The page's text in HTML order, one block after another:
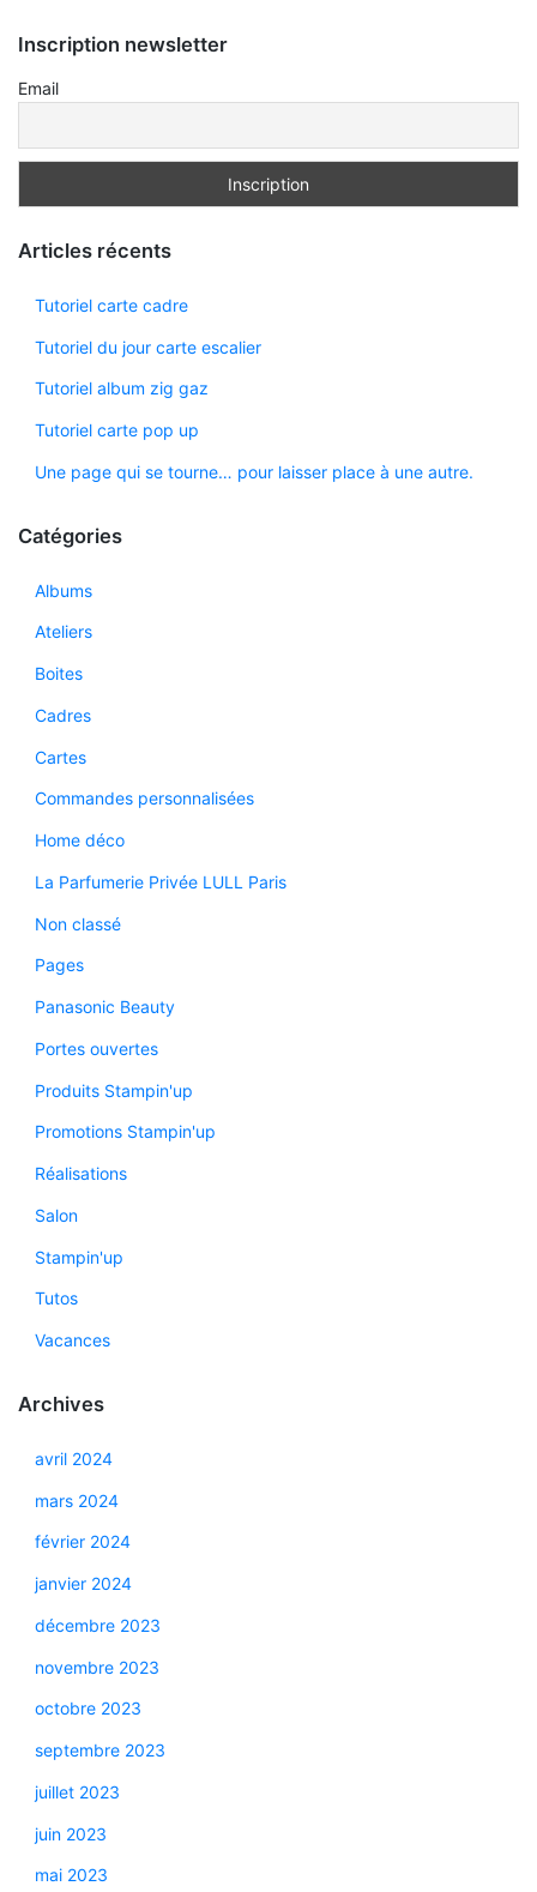
Inscription newsletter
Email
Articles récents
Tutoriel carte cadre
Tutoriel du jour carte escalier
Tutoriel album zig gaz
Tutoriel carte pop up
Une page qui se tourne… pour laisser place à une autre.
Catégories
Albums
Ateliers
Boites
Cadres
Cartes
Commandes personnalisées
Home déco
La Parfumerie Privée LULL Paris
Non classé
Pages
Panasonic Beauty
Portes ouvertes
Produits Stampin'up
Promotions Stampin'up
Réalisations
Salon
Stampin'up
Tutos
Vacances
Archives
avril 2024
mars 2024
février 2024
janvier 2024
décembre 2023
novembre 2023
octobre 2023
septembre 2023
juillet 2023
juin 2023
mai 2023